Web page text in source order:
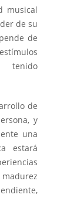
musical
de su
de
tenido
de
y
una
estará